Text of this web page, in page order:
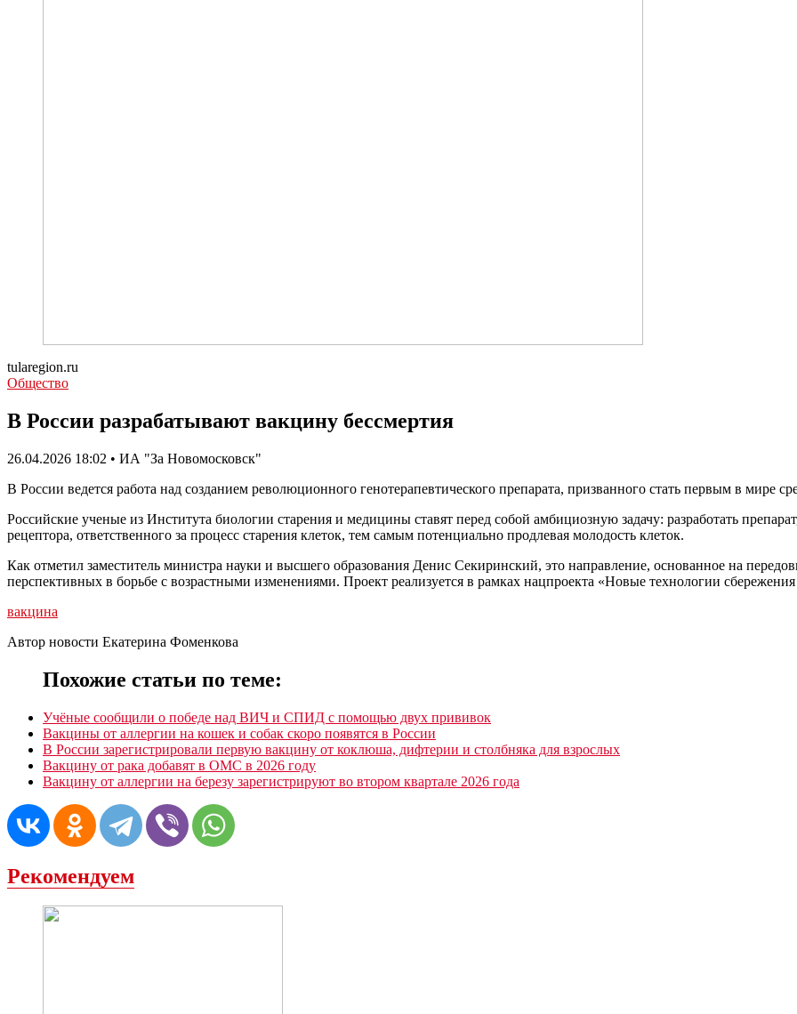
tularegion.ru
Общество
В России разрабатывают вакцину бессмертия
26.04.2026 18:02 • ИА "За Новомосковск"
В России ведется работа над созданием революционного генотерапевтического препарата, призванного стать первым в мире
Российские ученые из Института биологии старения и медицины ставят перед собой амбициозную задачу: разработать
рецептора, ответственного за процесс старения клеток, тем самым потенциально продлевая молодость клеток.
Как отметил заместитель министра науки и высшего образования Денис Секиринский, это направление, основанное на
перспективных в борьбе с возрастными изменениями. Проект реализуется в рамках нацпроекта «Новые технологии сбережения
вакцина
Автор новости Екатерина Фоменкова
Похожие статьи по теме:
Учёные сообщили о победе над ВИЧ и СПИД с помощью двух прививок
Вакцины от аллергии на кошек и собак скоро появятся в России
В России зарегистрировали первую вакцину от коклюша, дифтерии и столбняка для взрослых
Вакцину от рака добавят в ОМС в 2026 году
Вакцину от аллергии на березу зарегистрируют во втором квартале 2026 года
Рекомендуем